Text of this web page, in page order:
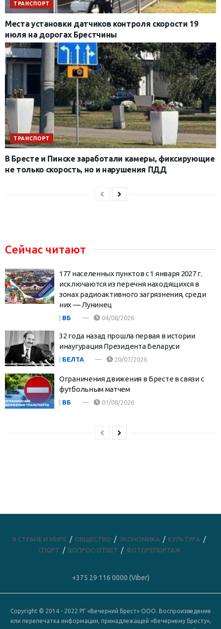
ТРАНСПОРТ
Места установки датчиков контроля скорости 19
июля на дорогах Брестчины
ТРАНСПОРТ
В Бресте и Пинске заработали камеры, фиксирующие
не только скорость, но и нарушения ПДД
Сейчас читают
177 населенных пунктов с 1 января 2027 г.
исключаются из перечня находящихся в
зонах радиоактивного загрязнения, среди
них — Лунинец
ВБ 04/08/2026
32 года назад прошла первая в истории
инаугурация Президента Беларуси
БЕЛТА 20/07/2026
Ограничения движения в Бресте в связи с
футбольным матчем
| ВБ 01/08/2026
В СТРАНЕ И МИРЕ ОБЩЕСТВО ЭКОНОМИКА
КУЛЬТУРА
СПОРТ
ВОПРОС-ОТВЕТ ФОТОРЕПОРТАЖ
+375 29 116 0000 (Viber)
Copyright © 2014 - 2022 РГ «Вечерний Брест» ООО. Воспроизведение
или перепечатка информации, принадлежащей «Вечернему Бресту»,